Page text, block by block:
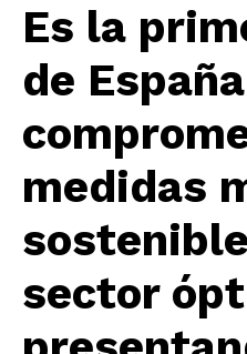
Es la
de
medidas
sector